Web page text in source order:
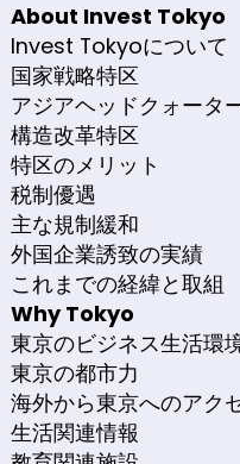
About Invest Tokyo
Invest Tokyoについて
国家戦略特区
アジアヘッドクォータ
構造改革特区
特区のメリット
税制優遇
主な規制緩和
外国企業誘致の実績
これまでの経緯と取組
Why Tokyo
東京のビジネス生活環
東京の都市力
海外から東京へのアク
生活関連情報